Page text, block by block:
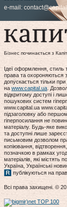
e-mail:
Бізнес починається з
Ідеї оформлення, стиль
права та охороняються
допускається тільки
на www.capital.ua.
відкритому доступі і
пошукових систем
www.capital.ua
підзаголовку або
гіперпосилання не
матеріалу. Будь-яке
та доступні лише
письмовим дозволом
копіювання,
позначкою в рамках
матеріалів, які
Україна, Українські
публікуються на
Всі права захищені. ©